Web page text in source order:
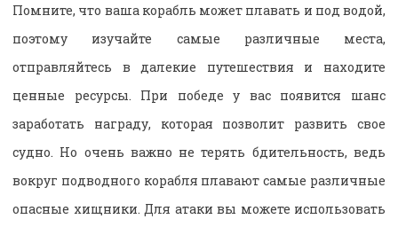
Помните, что ваша корабль может плавать и под водой,
поэтому изучайте самые различные места,
отправляйтесь в далекие путешествия и находите
ценные ресурсы. При победе у вас появится шанс
заработать награду, которая позволит развить свое
судно. Но очень важно не терять бдительность, ведь
вокруг подводного корабля плавают самые различные
опасные хищники. Для атаки вы можете использовать